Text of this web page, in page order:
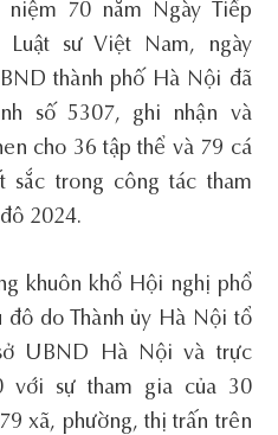
70 năm Ngày Tiếp
sư Việt Nam, ngày
thành phố Hà Nội đã
số 5307, ghi nhận và
cho 36 tập thể và 79 cá
sắc trong công tác tham
2024.
khuôn khổ Hội nghị phổ
đô do Thành ủy Hà Nội tổ
UBND Hà Nội và trực
với sự tham gia của 30
xã, phường, thị trấn trên